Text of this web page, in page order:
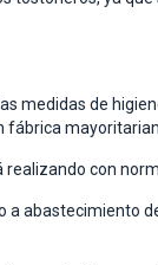
medidas de
fábrica
con
abastecimiento